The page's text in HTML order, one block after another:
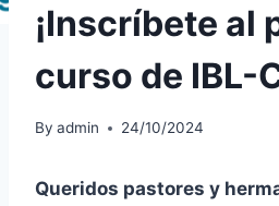
¡Inscríbete al
curso de IBL-
By admin 24/10/2024
Queridos pastores y